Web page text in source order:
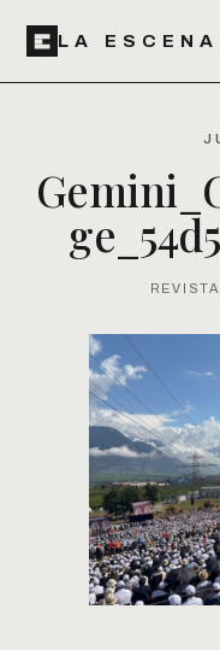
LA ESCENA